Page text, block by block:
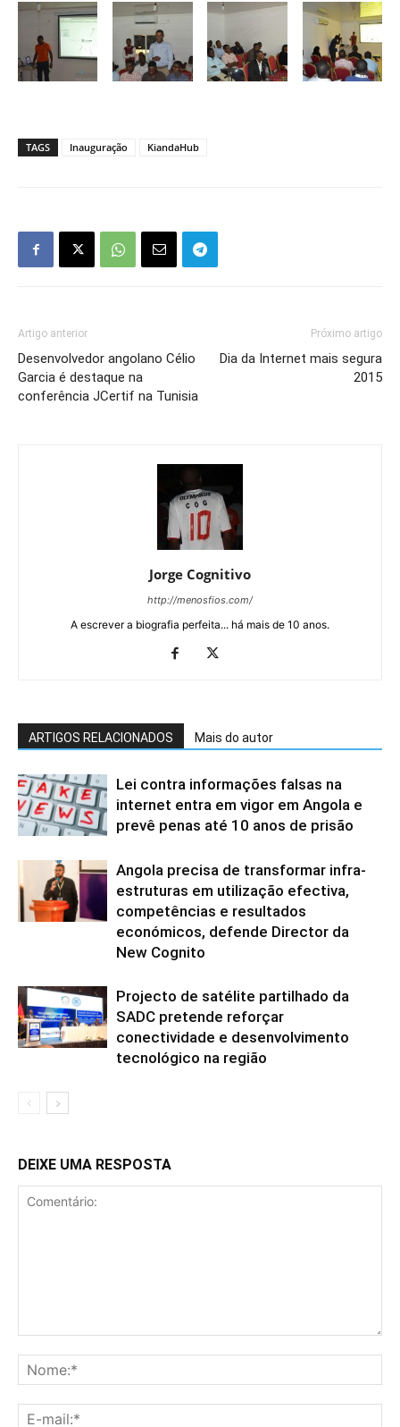
TAGS Inauguração KiandaHub
Artigo anterior
Desenvolvedor angolano Célio
Garcia é destaque na
conferência JCertif na Tunisia
Próximo artigo
Dia da Internet mais segura
2015
Jorge Cognitivo
http://menosfios.com/
A escrever a biografia perfeita... há mais de 10 anos.
ARTIGOS RELACIONADOS Mais do autor
Lei contra informações falsas na
internet entra em vigor em Angola e
prevê penas até 10 anos de prisão
Angola precisa de transformar infra-
estruturas em utilização efectiva,
competências e resultados
económicos, defende Director da
New Cognito
Projecto de satélite partilhado da
SADC pretende reforçar
conectividade e desenvolvimento
tecnológico na região
DEIXE UMA RESPOSTA